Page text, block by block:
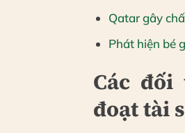
Qatar gây
Phát hiện bé
Các
đoạt tài